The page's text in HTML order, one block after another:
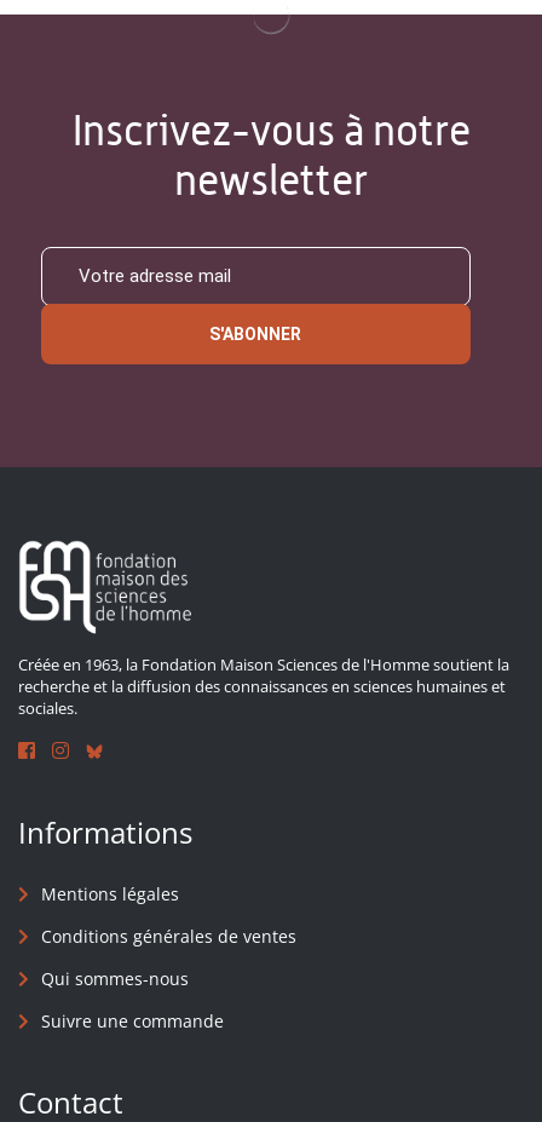
Inscrivez-vous à notre
newsletter
S'ABONNER
Créée en 1963, la Fondation Maison Sciences de l'Homme soutient la
recherche et la diffusion des connaissances en sciences humaines et
sociales.
Informations
Mentions légales
Conditions générales de ventes
Qui sommes-nous
Suivre une commande
Contact